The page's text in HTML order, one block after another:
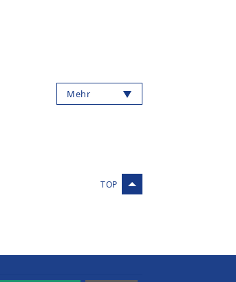
Mehr